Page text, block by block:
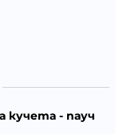
кучета - пауч